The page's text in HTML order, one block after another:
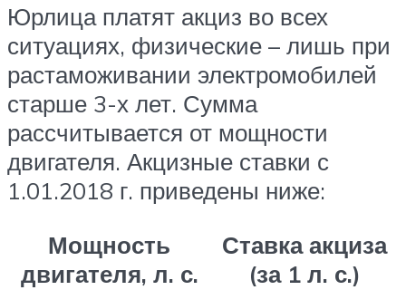
Юрлица платят акциз во всех
ситуациях, физические – лишь при
растаможивании электромобилей
старше 3-х лет. Сумма
рассчитывается от мощности
двигателя. Акцизные ставки с
1.01.2018 г. приведены ниже:
Мощность
двигателя, л. с.
Ставка акциза
(за 1 л. с.)